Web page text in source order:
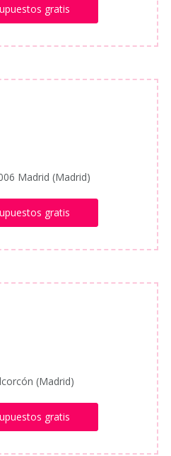
gratis
Madrid (Madrid)
gratis
(Madrid)
gratis